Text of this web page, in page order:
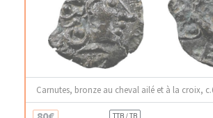
Carnutes, bronze au cheval ailé et à la croix,
TTB / TB